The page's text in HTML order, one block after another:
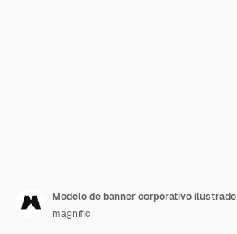
Modelo de banner corporativo ilustrado
magnific